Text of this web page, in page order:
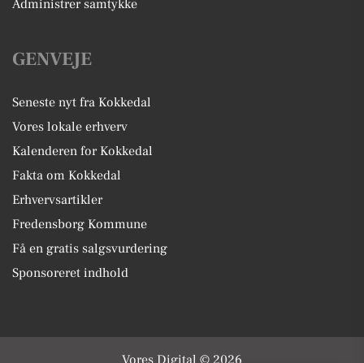
Administrer samtykke
GENVEJE
Seneste nyt fra Kokkedal
Vores lokale erhverv
Kalenderen for Kokkedal
Fakta om Kokkedal
Erhvervsartikler
Fredensborg Kommune
Få en gratis salgsvurdering
Sponsoreret indhold
Vores Digital © 2026